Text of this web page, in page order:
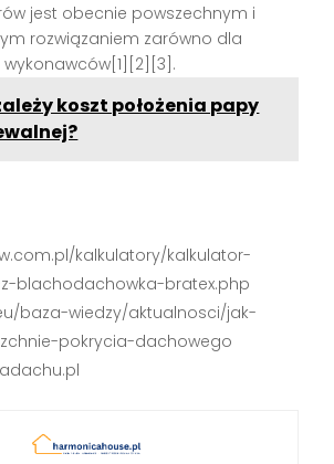
jest obecnie powszechnym i
rozwiązaniem zarówno dla
wykonawców[1][2][3].
koszt położenia papy
kalkulatory/kalkulator-
blachodachowka-bratex.php
baza-wiedzy/aktualnosci/jak-
pokrycia-dachowego